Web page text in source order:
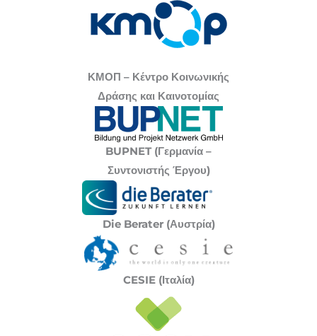
ΚΜΟΠ – Κέντρο Κοινωνικής
Δράσης και Καινοτομίας
BUPNET (Γερμανία –
Συντονιστής Έργου)
Die Berater (Αυστρία)
CESIE (Ιταλία)